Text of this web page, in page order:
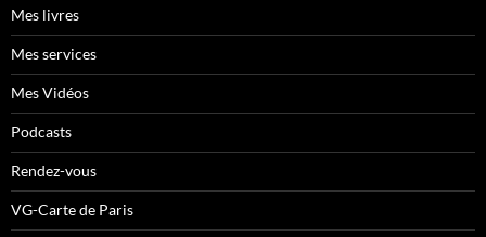
Mes livres
Mes services
Mes Vidéos
Podcasts
Rendez-vous
VG-Carte de Paris